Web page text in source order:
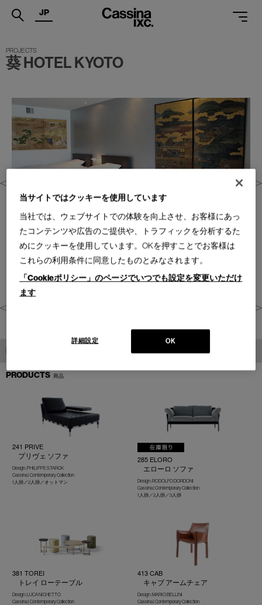
.
PRODUCTS
PROJECTS
MAGAZINE
CATALOGUES
PROFESSIONAL
ONLINE STORE お問合せ
JP
葵 HOTEL KYOTO
PRODUCTS
PRODUCTS 商品
241 PRIVE
プリヴェ ソファ
Design : PHILIPPE STARCK
Cassina | Contemporary Collection
1人掛／2人掛／オットマン
285 ELORO
エローロ ソファ
Design : RODOLFO DORDONI
Cassina | Contemporary Collection
1人掛／2人掛／3人掛
381 TOREI
トレイ ローテーブル
Design : LUCA NICHETTO
Cassina | Contemporary Collection
413 CAB
キャブ アームチェア
Design : MARIO BELLINI
Cassina | Contemporary Collection
当サイトではクッキーを使用しています
当社では、ウェブサイトでの体験を向上させ、お客様にあっ
たコンテンツや広告のご提供や、トラフィックを分析するた
めにクッキーを使用しています。OKを押すことでお客様は
これらの利用条件に同意したものとみなされます。
「Cookieポリシー」のページでいつでも設定を変更いただけ
ます
OK
詳細設定